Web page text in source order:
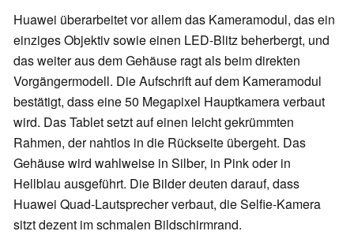
Huawei überarbeitet vor allem das Kameramodul, das ein
einziges Objektiv sowie einen LED-Blitz beherbergt, und
das weiter aus dem Gehäuse ragt als beim direkten
Vorgängermodell. Die Aufschrift auf dem Kameramodul
bestätigt, dass eine 50 Megapixel Hauptkamera verbaut
wird. Das Tablet setzt auf einen leicht gekrümmten
Rahmen, der nahtlos in die Rückseite übergeht. Das
Gehäuse wird wahlweise in Silber, in Pink oder in
Hellblau ausgeführt. Die Bilder deuten darauf, dass
Huawei Quad-Lautsprecher verbaut, die Selfie-Kamera
sitzt dezent im schmalen Bildschirmrand.